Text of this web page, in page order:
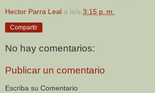
Hector Parra Leal a la/s 3:15 p. m.
Compartir
No hay comentarios:
Publicar un comentario
Escriba su Comentario